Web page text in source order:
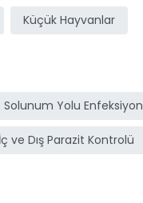
Küçük Hayvanlar
Yolu
İç ve Dış Parazit Kontrolü